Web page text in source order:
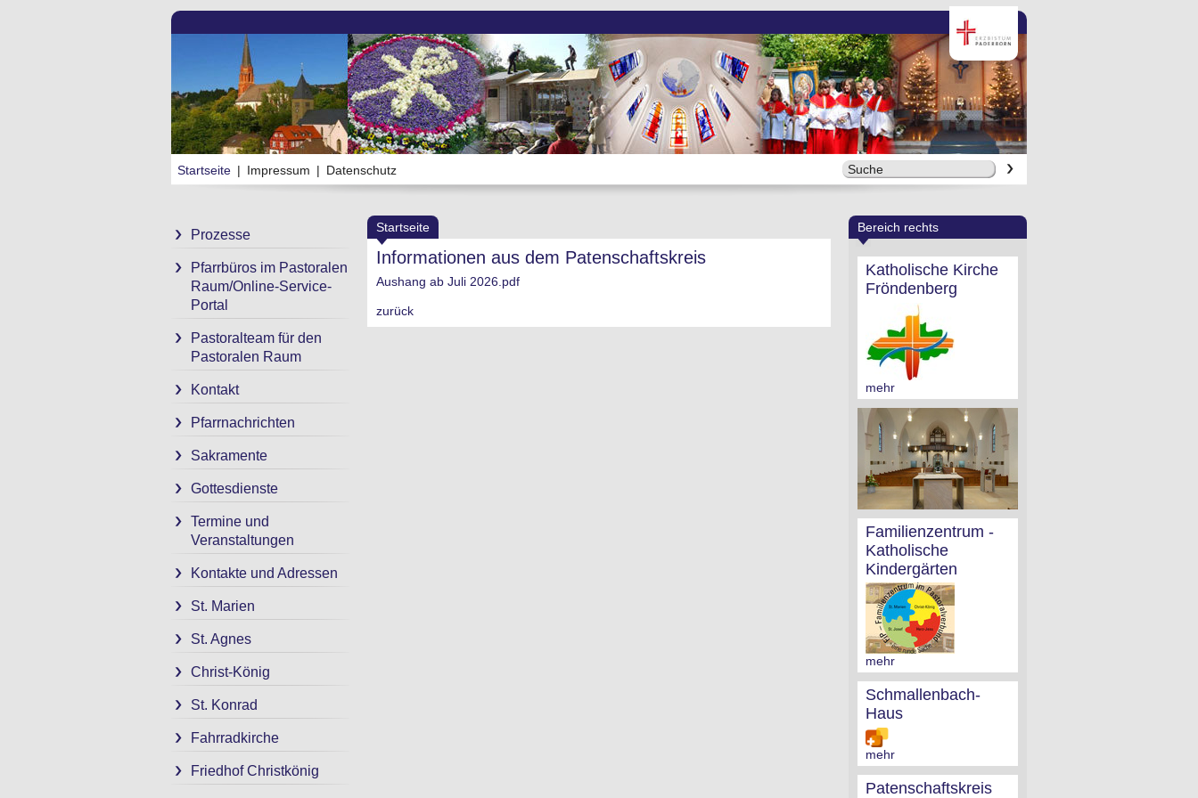
Startseite | Impressum | Datenschutz
Prozesse
Pfarrbüros im Pastoralen
Raum/Online-Service-
Portal
Pastoralteam für den
Pastoralen Raum
Kontakt
Pfarrnachrichten
Sakramente
Gottesdienste
Termine und
Veranstaltungen
Kontakte und Adressen
St. Marien
St. Agnes
Christ-König
St. Konrad
Fahrradkirche
Friedhof Christkönig
Bereich rechts
Katholische Kirche
Fröndenberg
mehr
Familienzentrum -
Katholische
Kindergärten
mehr
Schmallenbach-
Haus
mehr
Patenschaftskreis
Startseite
Informationen aus dem Patenschaftskreis
Aushang ab Juli 2026.pdf
zurück